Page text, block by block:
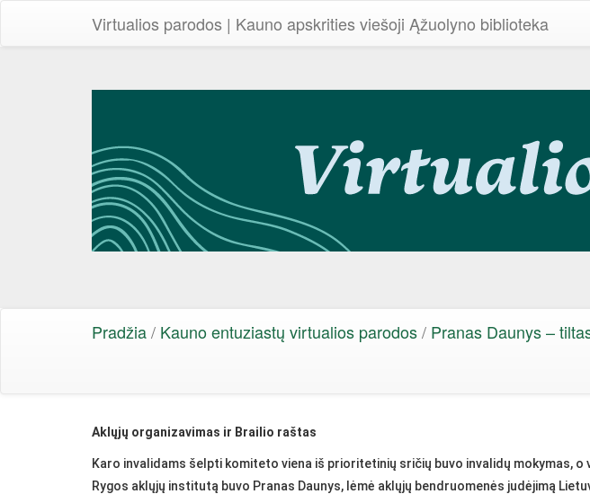
Virtualios parodos | Kauno apskrities viešoji Ąžuolyno biblioteka
Pradžia/ Kauno entuziastų virtualios parodos/ Pranas Daunys –
Aklųjų organizavimas ir Brailio raštas
Karo invalidams šelpti komiteto viena iš prioritetinių sričių buvo invalidų mokymas,
Rygos aklųjų institutą buvo Pranas Daunys, lėmė aklųjų bendruomenės judėjimą